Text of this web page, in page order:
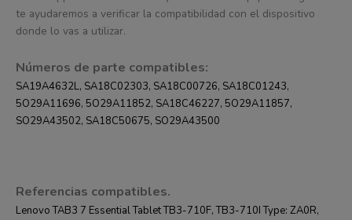
te ayudaremos a verificar la compatibilidad con el dispositivo
donde lo vas a utilizar.
Números de parte compatibles:
SA19A4632L, SA18C02303, SA18C00726, SA18C01243,
5O29A11696, 5O29A11852, SA18C46227, 5O29A11857,
SO29A43502, SA18C50675, SO29A43500
Referencias compatibles.
Lenovo TAB3 7 Essential Tablet TB3-710F, TB3-710I Type: ZA0R,